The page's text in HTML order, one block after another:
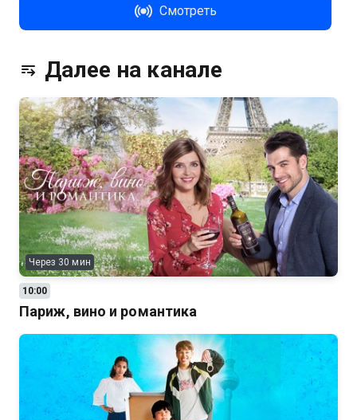
Смотреть
Далее на канале
Через 30 мин
10:00
Париж, вино и романтика